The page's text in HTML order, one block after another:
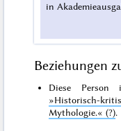
in
Beziehungen
Diese Person
»Historisch-
Mythologie.« (?).